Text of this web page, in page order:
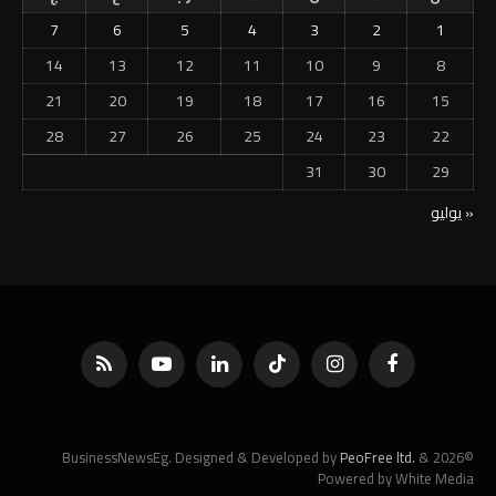
1
2
3
4
5
6
7
8
9
10
11
12
13
14
15
16
17
18
19
20
21
22
23
24
25
26
27
28
29
30
31
« يوليو
فيسبوك الانستغرامتيكتوك لينكدإن يوتيوب RSS
©2026 BusinessNewsEg. Designed & Developed by
PeoFree ltd. &
Powered by White Media